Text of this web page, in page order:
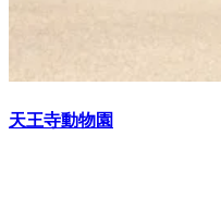
天王寺動物園